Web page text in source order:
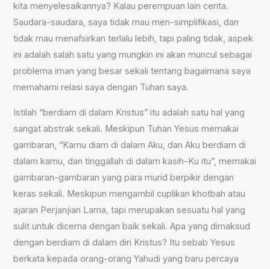
kita menyelesaikannya? Kalau perempuan lain cerita.
Saudara-saudara, saya tidak mau men-simplifikasi, dan
tidak mau menafsirkan terlalu lebih, tapi paling tidak, aspek
ini adalah salah satu yang mungkin ini akan muncul sebagai
problema iman yang besar sekali tentang bagaimana saya
memahami relasi saya dengan Tuhan saya.
Istilah “berdiam di dalam Kristus” itu adalah satu hal yang
sangat abstrak sekali. Meskipun Tuhan Yesus memakai
gambaran, “Kamu diam di dalam Aku, dan Aku berdiam di
dalam kamu, dan tinggallah di dalam kasih-Ku itu”, memakai
gambaran-gambaran yang para murid berpikir dengan
keras sekali. Meskipun mengambil cuplikan khotbah atau
ajaran Perjanjian Lama, tapi merupakan sesuatu hal yang
sulit untuk dicerna dengan baik sekali. Apa yang dimaksud
dengan berdiam di dalam diri Kristus? Itu sebab Yesus
berkata kepada orang-orang Yahudi yang baru percaya